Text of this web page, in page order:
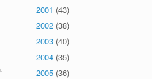
2001 (43)
2002 (38)
2003 (40)
2004 (35)
2005 (36)